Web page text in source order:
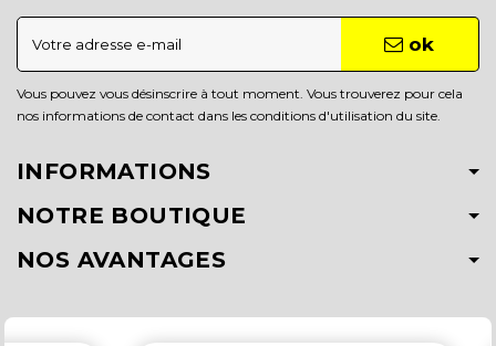
ok
Vous pouvez vous désinscrire à tout moment. Vous trouverez pour cela
nos informations de contact dans les conditions d'utilisation du site.
INFORMATIONS
NOTRE BOUTIQUE
NOS AVANTAGES